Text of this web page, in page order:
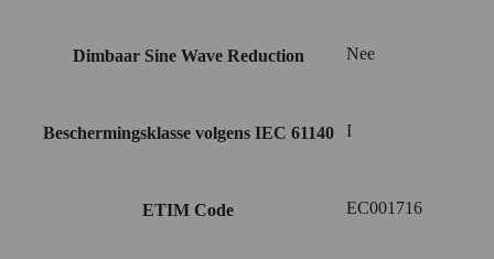
Dimbaar Sine Wave Reduction Nee
Beschermingsklasse volgens IEC 61140 I
ETIM Code EC001716